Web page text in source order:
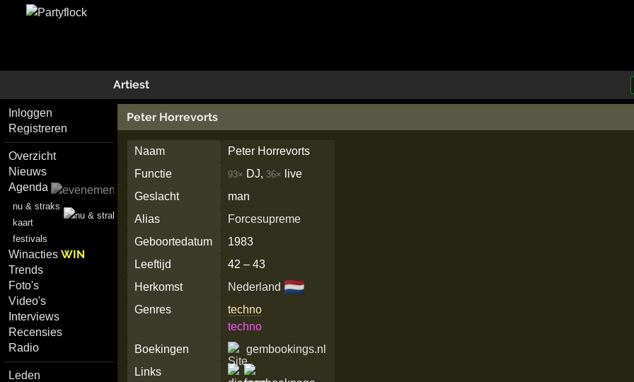
Artiest
Inloggen
Registreren
Overzicht
Nieuws
Agenda
nu & straks
kaart
festivals
WinactiesWIN
Trends
Foto's
Video's
Interviews
Recensies
Radio
Leden
Peter Horrevorts
Naam
Peter Horrevorts
Functie
93× DJ, 36×
live
Geslacht
man
Alias
Forcesupreme
Geboortedatum
1983
Leeftijd
42 – 43
Herkomst
Nederland 🇳🇱
Genres
techno
techno
Boekingen
gembookings.nl
Links